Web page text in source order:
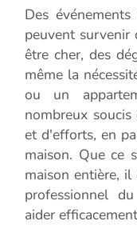
Des
peuvent survenir
être cher, des
même la
ou un
nombreux
et d'efforts, en
maison. Que ce
maison entière,
professionnel
aider